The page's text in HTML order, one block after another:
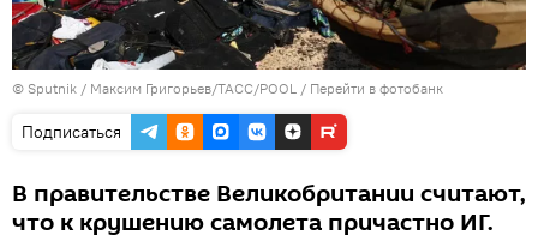
© Sputnik / Максим Григорьев/ТАСС/POOL / Перейти в фотобанк
Подписаться
В правительстве Великобритании считают,
что к крушению самолета причастно ИГ.